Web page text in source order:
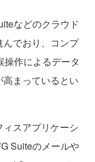
などのクラウド
でおり、コンプ
作によるデータ
まっているとい
スアプリケーシ
Suiteのメールや